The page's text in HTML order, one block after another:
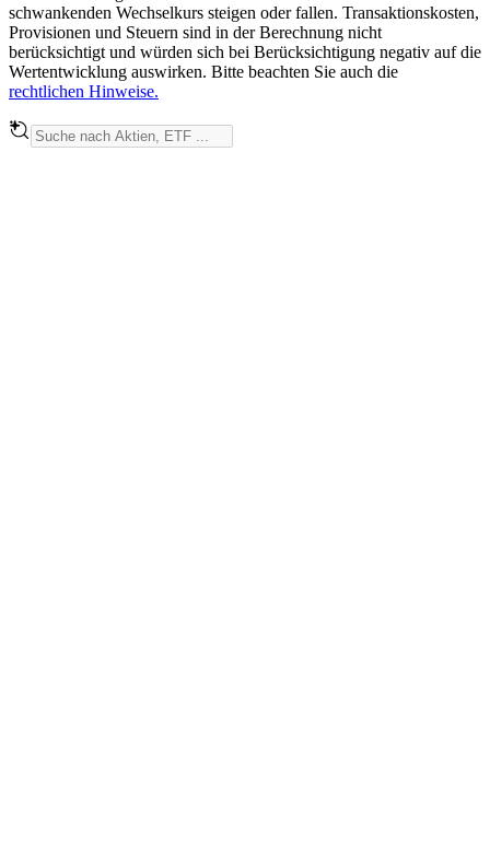
schwankenden Wechselkurs steigen oder fallen. Transaktionskosten,
Provisionen und Steuern sind in der Berechnung nicht
berücksichtigt und würden sich bei Berücksichtigung negativ auf die
Wertentwicklung auswirken. Bitte beachten Sie auch die
rechtlichen Hinweise.